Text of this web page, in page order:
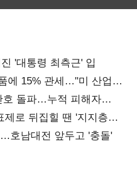
'대통령 최측근' 입
에 15% 관세…"미 산업
호 돌파…누적 피해자
로 뒤집힐 땐 '지지층
호남대전 앞두고 '충돌'